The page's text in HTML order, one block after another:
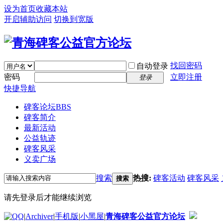
设为首页收藏本站
开启辅助访问 切换到宽版
自动登录 找回密码
密码
登录
立即注册
快捷导航
碑客论坛BBS
碑客简介
最新活动
公益轨迹
碑客风采
义卖广场
搜索 搜索 热搜: 碑客活动 碑客风采
请先登录后才能继续浏览
|Archiver|手机版|小黑屋|青海碑客公益官方论坛